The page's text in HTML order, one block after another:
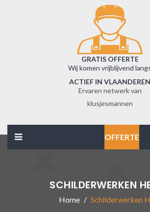
GRATIS OFFERTE
Wij komen vrijblijvend
ACTIEF IN VLAANDEREN
Ervaren netwerk van
klusjesmannen
OFFERTE
SCHILDERWERKEN
Home Schilderwerken